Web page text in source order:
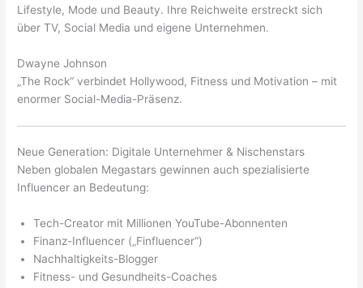
Lifestyle, Mode und Beauty. Ihre Reichweite erstreckt sich
über TV, Social Media und eigene Unternehmen.
Dwayne Johnson
„The Rock“ verbindet Hollywood, Fitness und Motivation – mit
enormer Social-Media-Präsenz.
Neue Generation: Digitale Unternehmer & Nischenstars
Neben globalen Megastars gewinnen auch spezialisierte
Influencer an Bedeutung:
Tech-Creator mit Millionen YouTube-Abonnenten
Finanz-Influencer („Finfluencer“)
Nachhaltigkeits-Blogger
Fitness- und Gesundheits-Coaches